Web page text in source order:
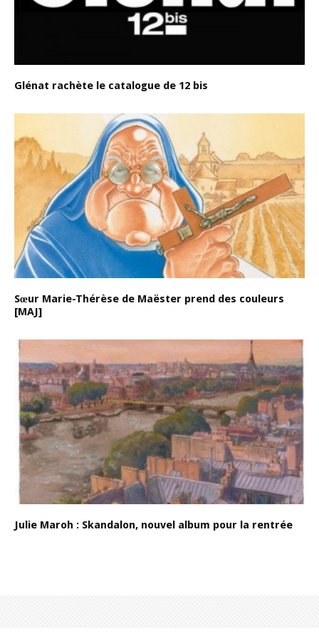
Glénat rachète le catalogue de 12 bis
Sœur Marie-Thérèse de Maëster prend des couleurs
[MAJ]
Julie Maroh : Skandalon, nouvel album pour la rentrée